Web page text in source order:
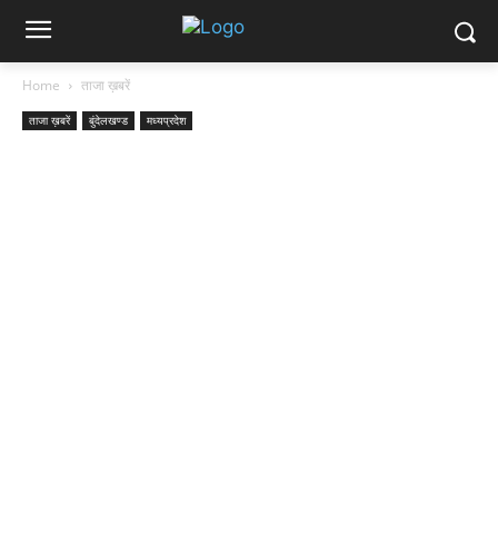
Home ताजा ख़बरें
ताजा ख़बरें बुंदेलखण्ड मध्यप्रदेश